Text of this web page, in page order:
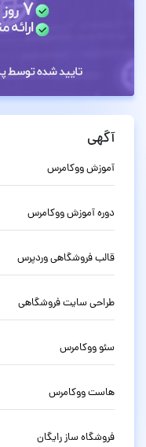
آگهی
آموزش ووکامرس
دوره آموزش ووکامرس
قالب فروشگاهی وردپرس
طراحی سایت فروشگاهی
سئو ووکامرس
هاست ووکامرس
فروشگاه ساز رایگان